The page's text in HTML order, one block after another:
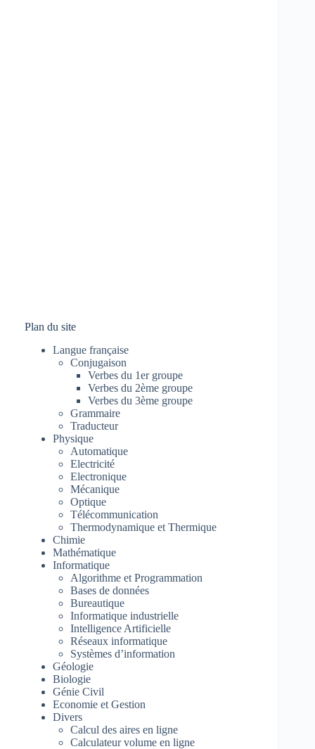
Plan du site
Langue française
Conjugaison
Verbes du 1er groupe
Verbes du 2ème groupe
Verbes du 3ème groupe
Grammaire
Traducteur
Physique
Automatique
Electricité
Electronique
Mécanique
Optique
Télécommunication
Thermodynamique et Thermique
Chimie
Mathématique
Informatique
Algorithme et Programmation
Bases de données
Bureautique
Informatique industrielle
Intelligence Artificielle
Réseaux informatique
Systèmes d’information
Géologie
Biologie
Génie Civil
Economie et Gestion
Divers
Calcul des aires en ligne
Calculateur volume en ligne